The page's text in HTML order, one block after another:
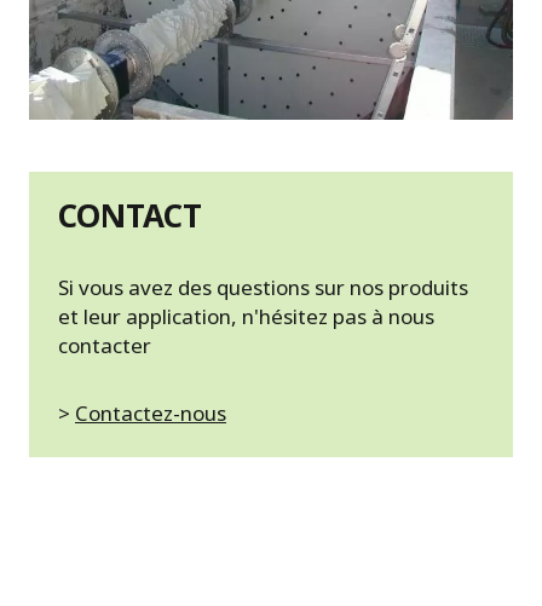
CONTACT
Si vous avez des questions sur nos produits
et leur application, n'hésitez pas à nous
contacter
> Contactez-nous